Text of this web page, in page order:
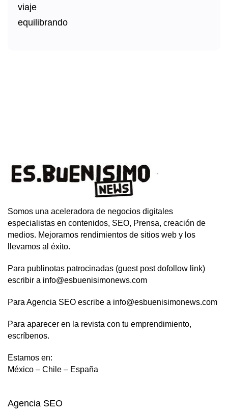
Somos una aceleradora de negocios digitales
especialistas en contenidos, SEO, Prensa, creación de
medios. Mejoramos rendimientos de sitios web y los
llevamos al éxito.
Para publinotas patrocinadas (guest post dofollow link)
escribir a info@esbuenisimonews.com
Para Agencia SEO escribe a info@esbuenisimonews.com
Para aparecer en la revista con tu emprendimiento,
escríbenos.
Estamos en:
México – Chile – España
Agencia SEO